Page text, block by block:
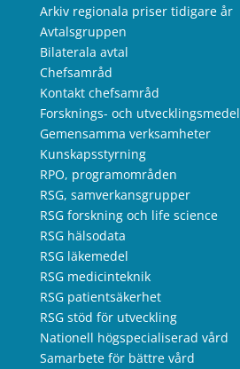
Arkiv regionala priser tidigare år
Avtalsgruppen
Bilaterala avtal
Chefsamråd
Kontakt chefsamråd
Forsknings- och utvecklingsmedel
Gemensamma verksamheter
Kunskapsstyrning
RPO, programområden
RSG, samverkansgrupper
RSG forskning och life science
RSG hälsodata
RSG läkemedel
RSG medicinteknik
RSG patientsäkerhet
RSG stöd för utveckling
Nationell högspecialiserad vård
Samarbete för bättre vård